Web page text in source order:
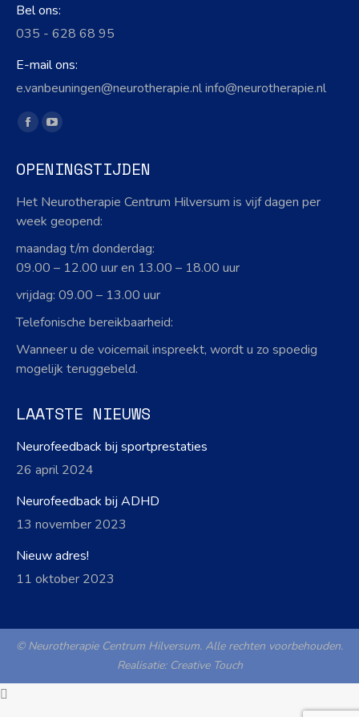
Bel ons:
035 - 628 68 95
E-mail ons:
e.vanbeuningen@neurotherapie.nl info@neurotherapie.nl
Vind ons op:
Facebook
opens
in
new
YouTube
opens
new
OPENINGSTIJDEN
Het Neurotherapie Centrum Hilversum is vijf dagen per
week geopend:
maandag t/m donderdag:
09.00 – 12.00 uur en 13.00 – 18.00 uur
vrijdag: 09.00 – 13.00 uur
Telefonische bereikbaarheid:
Wanneer u de voicemail inspreekt, wordt u zo spoedig
mogelijk teruggebeld.
LAATSTE NIEUWS
Neurofeedback bij sportprestaties
26 april 2024
Neurofeedback bij ADHD
13 november 2023
Nieuw adres!
11 oktober 2023
© Neurotherapie Centrum Hilversum. Alle rechten voorbehouden.
Realisatie: Creative Touch